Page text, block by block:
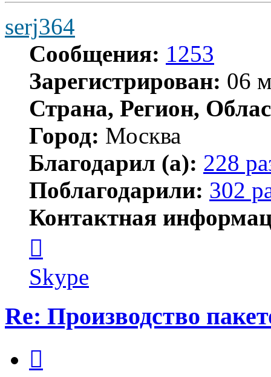
serj364
Сообщения: 1253
Зарегистрирован: 06
Страна, Регион,
Город: Москва
Благодарил (а): 228
Поблагодарили: 302
Контактная
пользователя
serj364
Skype
Re: Производство